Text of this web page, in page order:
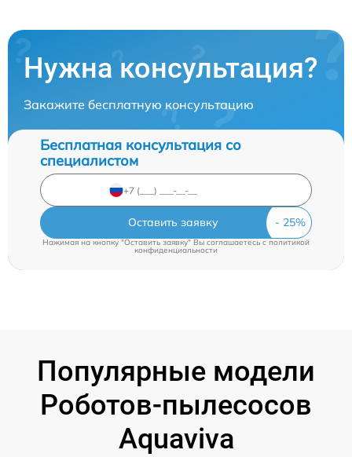
Нужна консультация?
Закажите бесплатную консультацию
Бесплатная консультация со
специалистом
Оставить заявку
Нажимая на кнопку "Оставить заявку" Вы соглашаетесь c политикой
конфиденциальности
Популярные модели
Роботов-пылесосов
Aquaviva